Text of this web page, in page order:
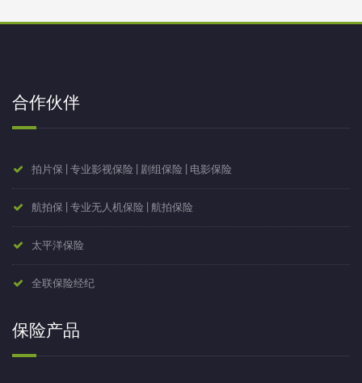
合作伙伴
拍片保 | 专业影视保险 | 剧组保险 | 电影保险
航拍保 | 专业无人机保险 | 航拍保险
太平洋保险
全联保险经纪
保险产品